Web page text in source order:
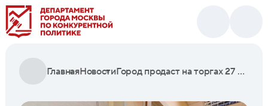
ГлавнаяНовости Город продаст на торгах 27 коммерческих помещений